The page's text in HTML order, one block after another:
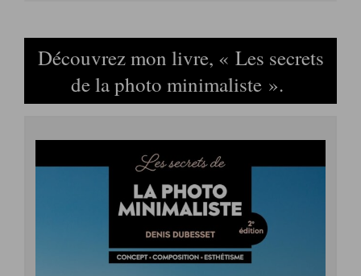
Découvrez mon livre, « Les secrets
de la photo minimaliste ».